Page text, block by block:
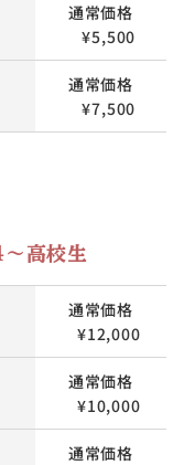
通常価格
¥5,500
通常価格
¥7,500
高校生
通常価格
¥12,000
通常価格
¥10,000
通常価格